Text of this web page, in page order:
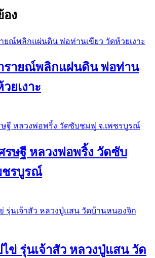
อง
รายณ์พลิกแผ่นดิน พ่อท่าน
ยเงาะ
ษฐี หลวงพ่อพริ้ง วัดซับ
ชรบูรณ์
ข่ รุ่นเจ้าสัว หลวงปู่แสน วัด